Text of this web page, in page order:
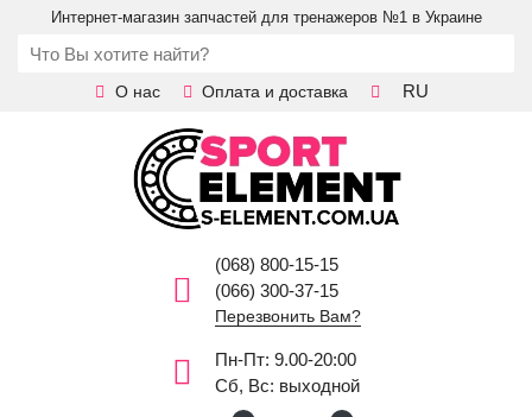
Интернет-магазин запчастей для тренажеров №1 в Украине
О нас Оплата и доставка RU
(068) 800-15-15
(066) 300-37-15
Перезвонить Вам?
Пн-Пт: 9.00-20:00
Сб, Вс: выходной